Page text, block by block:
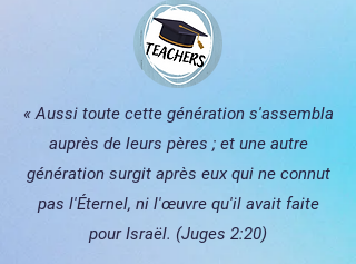
« Aussi toute cette génération s'assembla
auprès de leurs pères ; et une autre
génération surgit après eux qui ne connut
pas l'Éternel, ni l'œuvre qu'il avait faite
pour Israël. (Juges 2:20)